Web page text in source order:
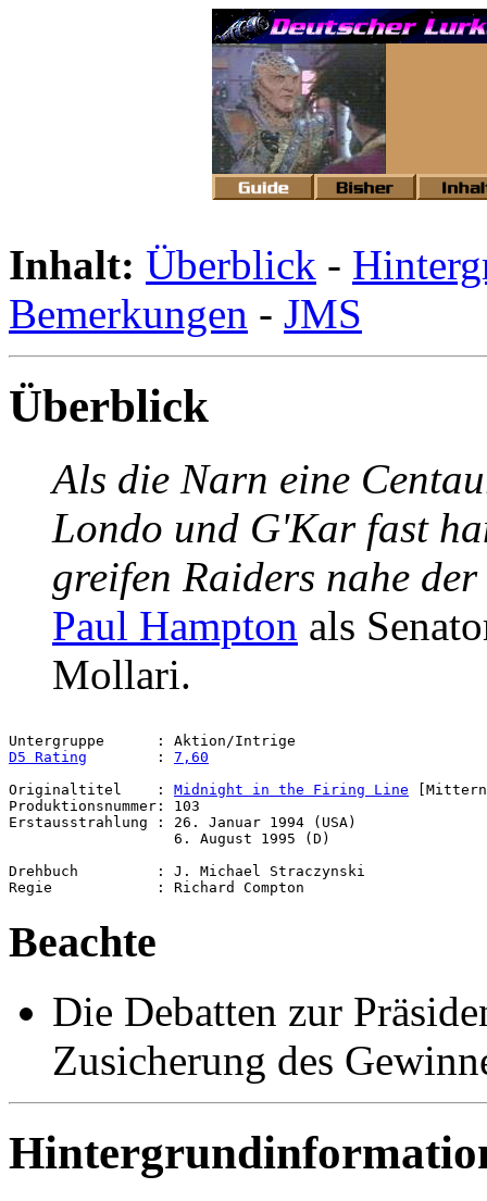
Inhalt: Überblick -
Bemerkungen - JMS
Überblick
Als die Narn eine
Londo und G'Kar fast
greifen Raiders nahe
Paul Hampton als
Mollari.
D5 Rating
        :
7,60
Originaltitel    : Midnight in the Firing Line
Produktionsnummer: 103
Erstausstrahlung : 26. Januar 1994 (USA)
                   6. August 1995 (D)
Drehbuch         : J. Michael Straczynski
Beachte
Die Debatten zur
Zusicherung des